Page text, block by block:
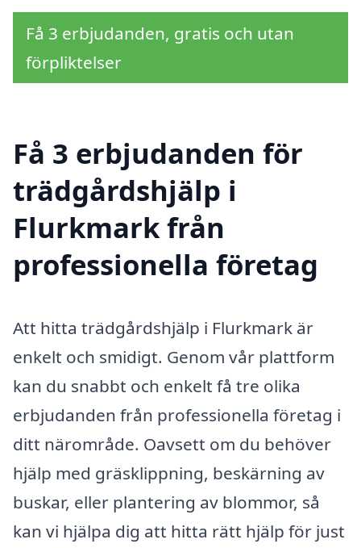
Få 3 erbjudanden, gratis och utan
förpliktelser
Få 3 erbjudanden för
trädgårdshjälp i
Flurkmark från
professionella företag
Att hitta trädgårdshjälp i Flurkmark är
enkelt och smidigt. Genom vår plattform
kan du snabbt och enkelt få tre olika
erbjudanden från professionella företag i
ditt närområde. Oavsett om du behöver
hjälp med gräsklippning, beskärning av
buskar, eller plantering av blommor, så
kan vi hjälpa dig att hitta rätt hjälp för just